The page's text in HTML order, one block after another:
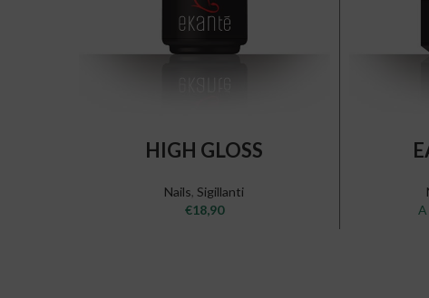
HIGH GLOSS
Nails,Sigillanti
€18,90